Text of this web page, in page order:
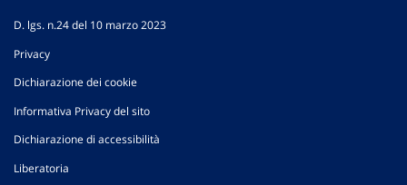
D. lgs. n.24 del 10 marzo 2023
Privacy
Dichiarazione dei cookie
Informativa Privacy del sito
Dichiarazione di accessibilità
Liberatoria